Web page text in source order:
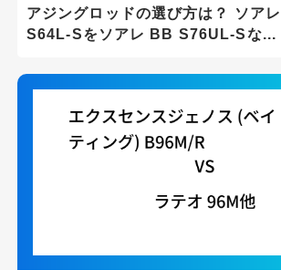
アジングロッドの選び方は？ ソア
S64L-Sをソアレ BB S76UL-Sな...